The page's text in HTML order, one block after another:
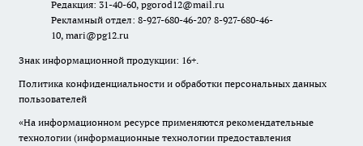
Редакция: 31-40-60, pgorod12@mail.ru
Рекламный отдел: 8-927-680-46-20? 8-927-680-46-
10, mari@pg12.ru
Знак информационной продукции: 16+.
Политика конфиденциальности и обработки персональных данных
пользователей
«На информационном ресурсе применяются рекомендательные
технологии (информационные технологии предоставления